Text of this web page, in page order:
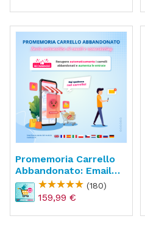
Promemoria Carrello
Abbandonato: Email
Automatica
(180)
159,99 €